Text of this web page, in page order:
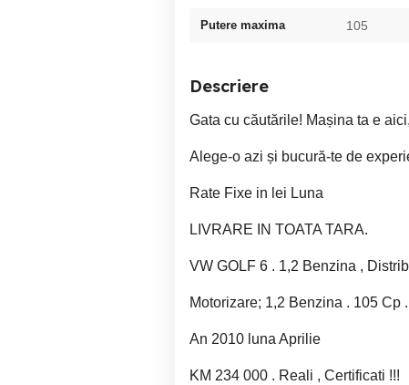
Putere maxima 105
Descriere
Gata cu căutările! Mașina ta e
Alege-o azi și bucură-te de
Rate Fixe in lei Luna
LIVRARE IN TOATA TARA.
VW GOLF 6 . 1,2 Benzina ,
Motorizare; 1,2 Benzina . 105 Cp
An 2010 luna Aprilie
KM 234 000 . Reali , Certificati !!!